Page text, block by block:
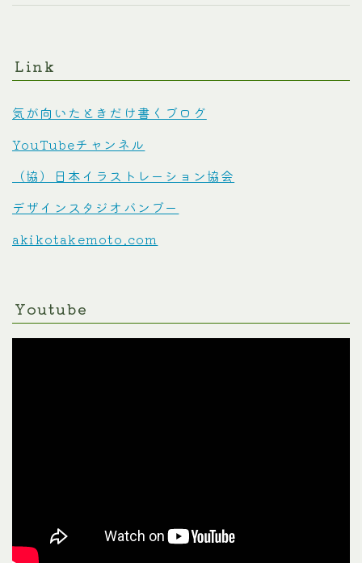
Link
気が向いたときだけ書くブログ
YouTubeチャンネル
（協）日本イラストレーション協会
デザインスタジオバンブー
akikotakemoto.com
Youtube